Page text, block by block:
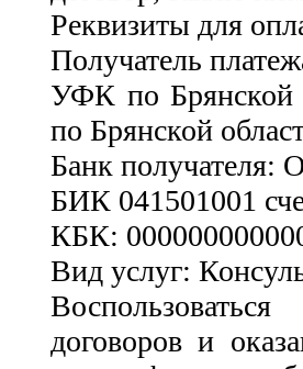
Реквизиты для
Получатель
УФК по Брянской
по Брянской
Банк получателя:
БИК 041501001
КБК:
Вид услуг:
договоров и